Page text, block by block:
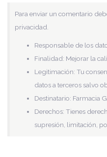
Para enviar un comentario
privacidad.
Responsable de los
Finalidad: Mejorar la
Legitimación: Tu
datos a terceros salvo
Destinatario: Farmacia
Derechos: Tienes
supresión, limitación,